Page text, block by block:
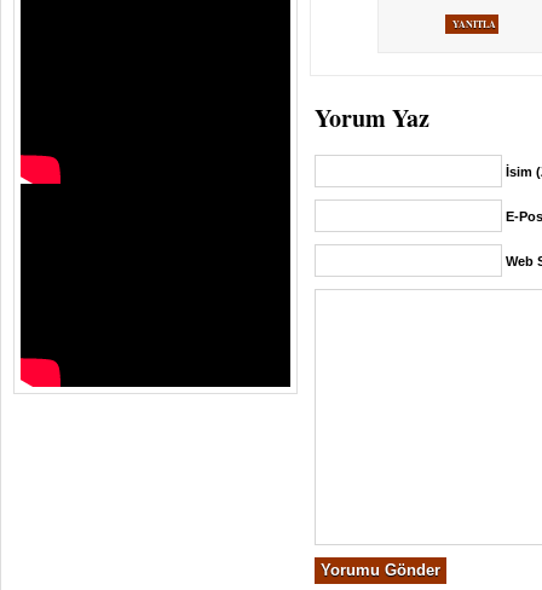
YANITLA
Yorum Yaz
İsim
E-
Web